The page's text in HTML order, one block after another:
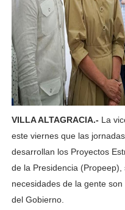
VILLA ALTAGRACIA.- La
este viernes que las
desarrollan los Proyectos
de la Presidencia
necesidades de la gente
del Gobierno.